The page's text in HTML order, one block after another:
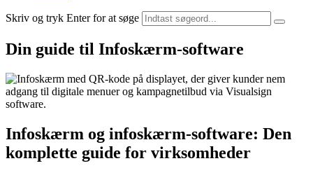
Skriv og tryk Enter for at søge
Din guide til Infoskærm-software
Infoskærm og infoskærm-software: Den
komplette guide for virksomheder